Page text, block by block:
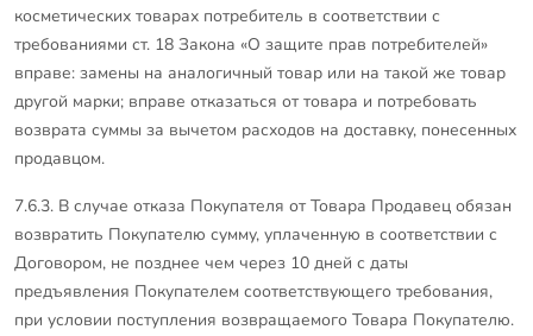
косметических товарах потребитель в соответствии с
требованиями ст. 18 Закона «О защите прав потребителей»
вправе: замены на аналогичный товар или на такой же товар
другой марки; вправе отказаться от товара и потребовать
возврата суммы за вычетом расходов на доставку, понесенных
продавцом.
7.6.3. В случае отказа Покупателя от Товара Продавец обязан
возвратить Покупателю сумму, уплаченную в соответствии с
Договором, не позднее чем через 10 дней с даты
предъявления Покупателем соответствующего требования,
при условии поступления возвращаемого Товара Покупателю.